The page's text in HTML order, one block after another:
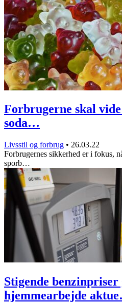
Forbrugerne skal
soda…
Livsstil og forbrug • 26.03.22
Forbrugernes sikkerhed er i fokus,
sporb…
Stigende benzinpriser
hjemmearbejde